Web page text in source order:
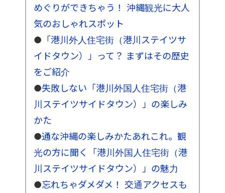
めぐりができちゃう！ 沖縄観光に大人
気のおしゃれスポット
● 「港川外人住宅街（港川ステイツサ
イドタウン）」って？ まずはその歴史
をご紹介
●失敗しない「港川外国人住宅街（港
川ステイツサイドタウン）」の楽しみ
かた
●通な沖縄の楽しみかたあれこれ。観
光の方に聞く「港川外国人住宅街（港
川ステイツサイドタウン）」の魅力
●忘れちゃダメダメ ！ 交通アクセスも